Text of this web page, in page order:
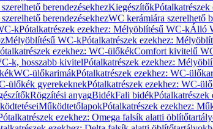
berendezésekhezKiegészítők
berendezésekhezWC kerámiára szerelhető
kPótalkatrészek ezekhez: Mélyöblítésű WC-kÁlló
Mélyöblítésű WC-kPótalkatrészek ezekhez:
ezekhez: WC-ülőkékComfort kivitelű
k, hosszabb kivitelPótalkatrészek ezekhez:
WC-ülőkarimákPótalkatrészek ezekhez: WC-
ülőkék gyerekeknekPótalkatrészek ezekhez: WC-
Rögzítési anyagBidékFali bidék
MűködtetőlapokPótalkatrészek ezekhez:
ezekhez: Omega falsík alatti